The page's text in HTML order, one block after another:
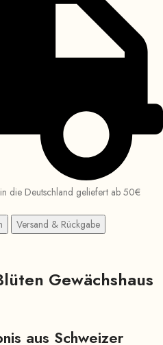
die Deutschland geliefert ab 50€
Versand & Rückgabe
Gewächshaus
aus Schweizer